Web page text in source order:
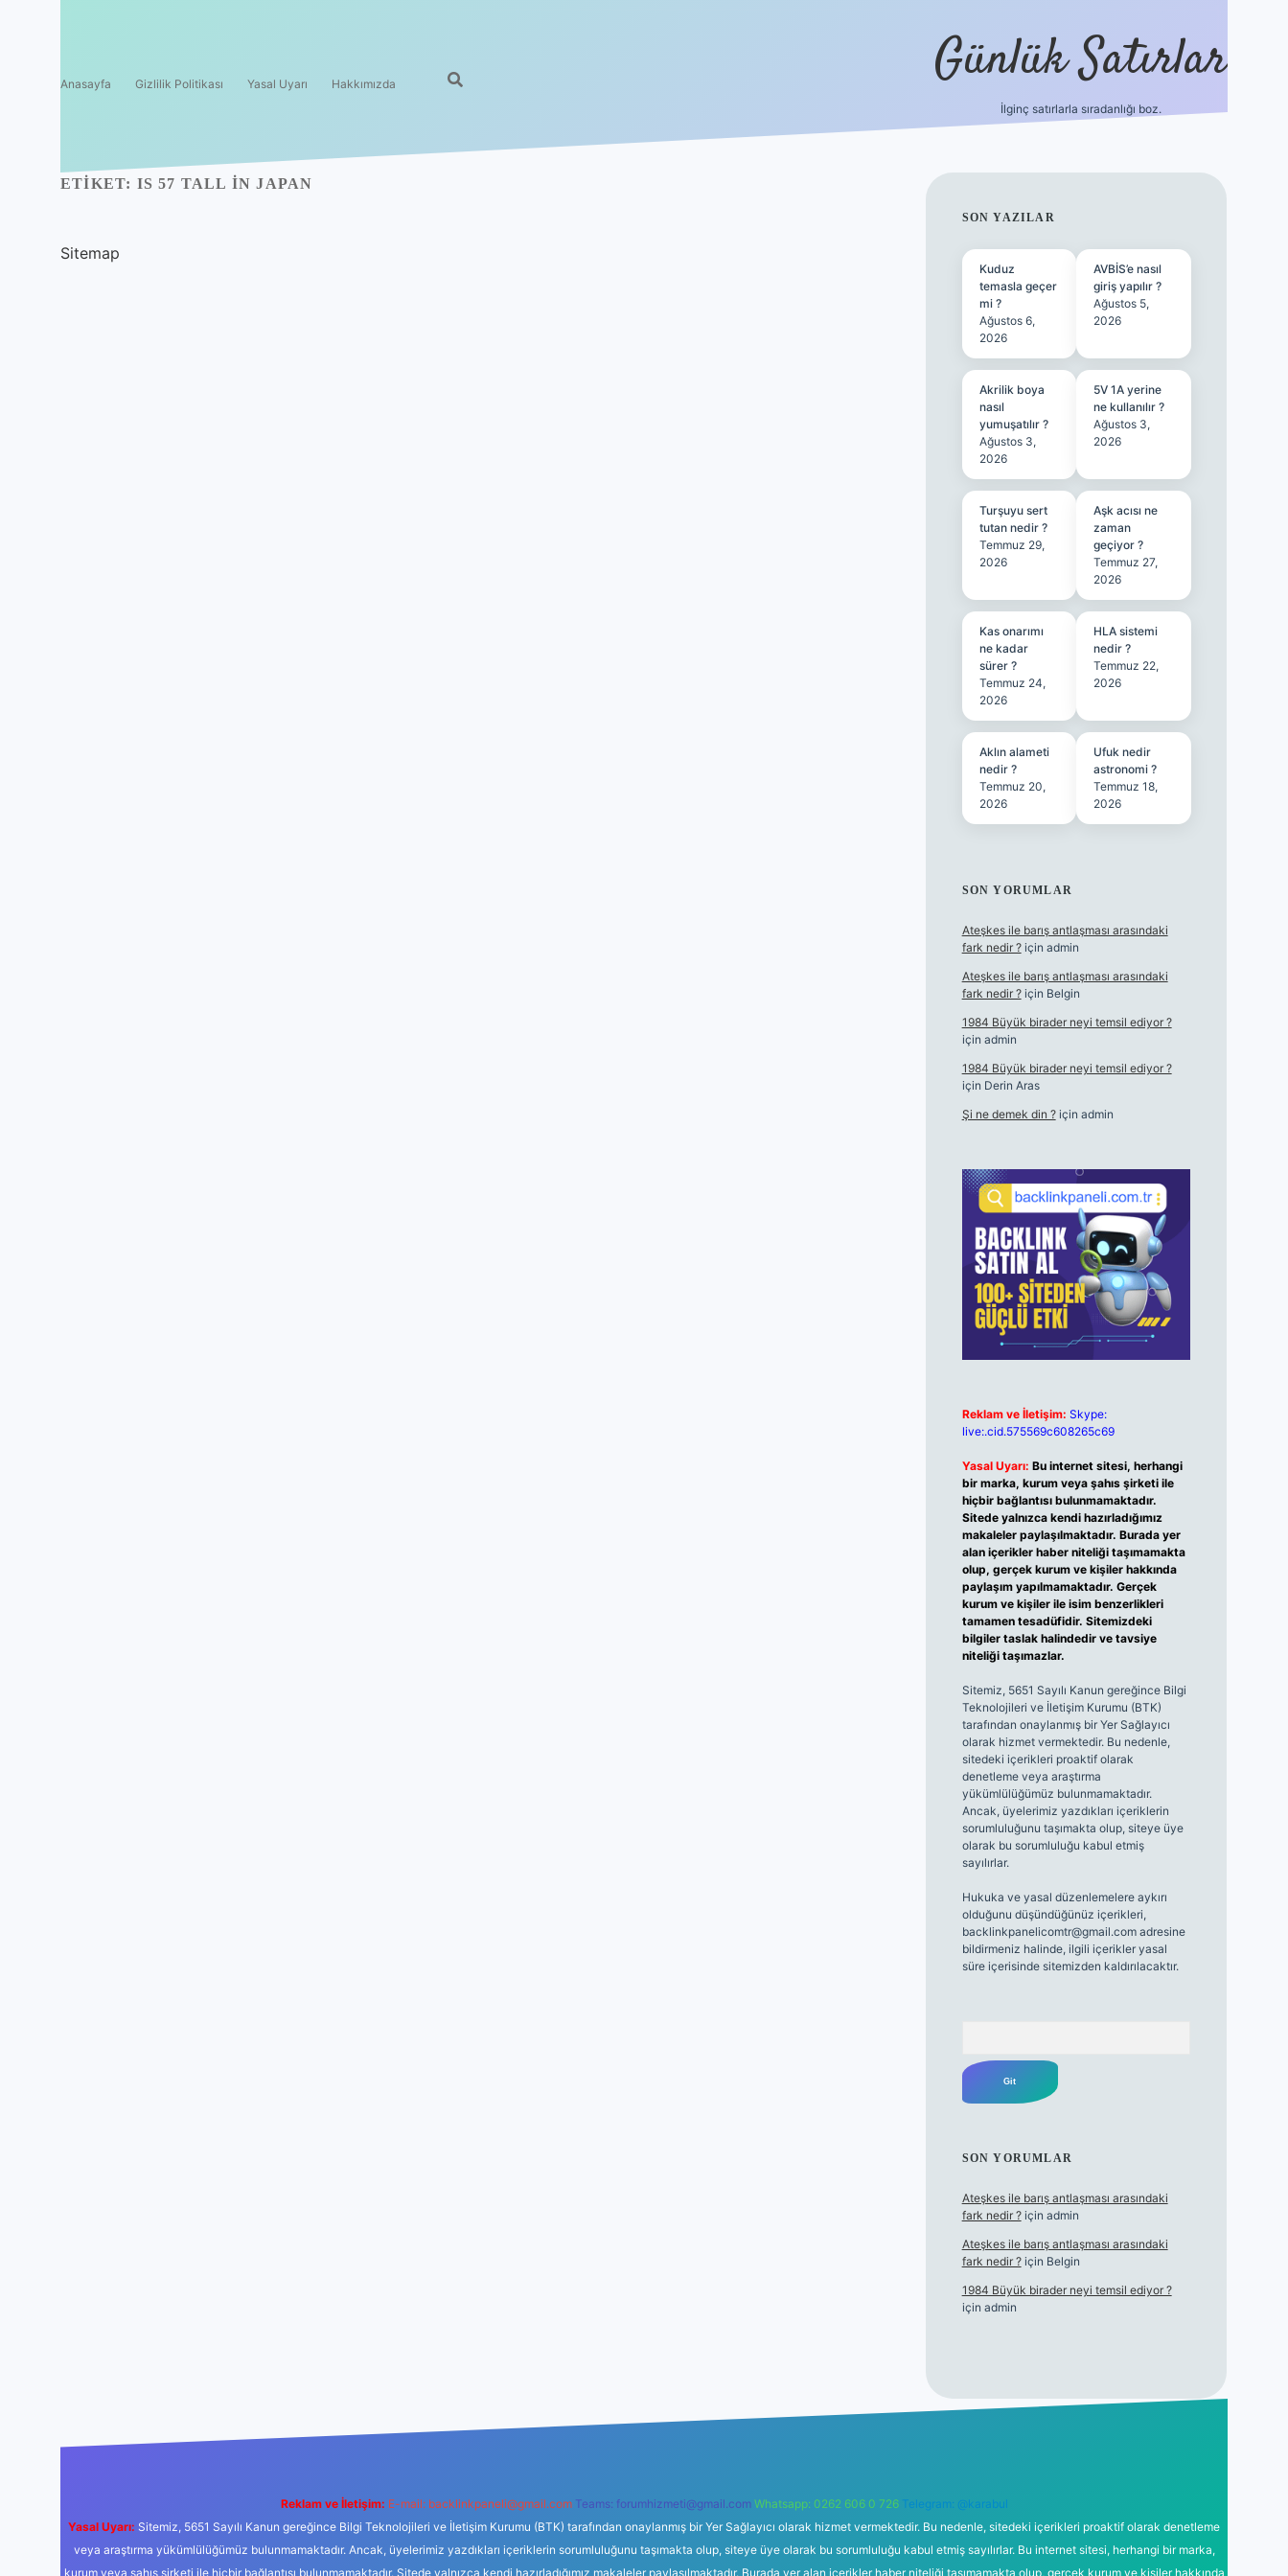
Anasayfa Gizlilik Politikası Yasal Uyarı Hakkımızda Günlük Satırlar
İlginç satırlarla sıradanlığı boz.
ETIKET: IS 57 TALL IN JAPAN
Sitemap
SIDEBAR
SON YAZILAR
Kuduz
temasla geçer
mi ?
Ağustos 6,
2026
AVBİS’e nasıl
giriş yapılır ?
Ağustos 5,
2026
Akrilik boya
nasıl
yumuşatılır ?
Ağustos 3,
2026
5V 1A yerine
ne kullanılır ?
Ağustos 3,
2026
Turşuyu sert
tutan nedir ?
Temmuz 29,
2026
Aşk acısı ne
zaman
geçiyor ?
Temmuz 27,
2026
Kas onarımı
ne kadar
sürer ?
Temmuz 24,
2026
HLA sistemi
nedir ?
Temmuz 22,
2026
Aklın alameti
nedir ?
Temmuz 20,
2026
Ufuk nedir
astronomi ?
Temmuz 18,
2026
SON YORUMLAR
Ateşkes ile barış antlaşması arasındaki
fark nedir ?için admin
Ateşkes ile barış antlaşması arasındaki
fark nedir ?için Belgin
1984 Büyük birader neyi temsil ediyor ?
için admin
1984 Büyük birader neyi temsil ediyor ?
için Derin Aras
Şi ne demek din ?için admin
Reklam ve İletişim: Skype:
live:.cid.575569c608265c69
Yasal Uyarı: Bu internet sitesi, herhangi
bir marka, kurum veya şahıs şirketi ile
hiçbir bağlantısı bulunmamaktadır.
Sitede yalnızca kendi hazırladığımız
makaleler paylaşılmaktadır. Burada yer
alan içerikler haber niteliği taşımamakta
olup, gerçek kurum ve kişiler hakkında
paylaşım yapılmamaktadır. Gerçek
kurum ve kişiler ile isim benzerlikleri
tamamen tesadüfidir. Sitemizdeki
bilgiler taslak halindedir ve tavsiye
niteliği taşımazlar.
Sitemiz, 5651 Sayılı Kanun gereğince Bilgi
Teknolojileri ve İletişim Kurumu (BTK)
tarafından onaylanmış bir Yer Sağlayıcı
olarak hizmet vermektedir. Bu nedenle,
sitedeki içerikleri proaktif olarak
denetleme veya araştırma
yükümlülüğümüz bulunmamaktadır.
Ancak, üyelerimiz yazdıkları içeriklerin
sorumluluğunu taşımakta olup, siteye üye
olarak bu sorumluluğu kabul etmiş
sayılırlar.
Hukuka ve yasal düzenlemelere aykırı
olduğunu düşündüğünüz içerikleri,
backlinkpanelicomtr@gmail.comadresine
bildirmeniz halinde, ilgili içerikler yasal
süre içerisinde sitemizden kaldırılacaktır.
SON YORUMLAR
Ateşkes ile barış antlaşması arasındaki
fark nedir ?için admin
Ateşkes ile barış antlaşması arasındaki
fark nedir ?için Belgin
1984 Büyük birader neyi temsil ediyor ?
için admin
ilbet giriş
Reklam ve İletişim: E-mail: backlinkpaneli@gmail.com Teams: forumhizmeti@gmail.com Whatsapp: 0262 606 0 726 Telegram: @karabul
Yasal Uyarı: Sitemiz, 5651 Sayılı Kanun gereğince Bilgi Teknolojileri ve İletişim Kurumu (BTK) tarafından onaylanmış bir Yer Sağlayıcı olarak hizmet vermektedir. Bu nedenle, sitedeki içerikleri proaktif olarak denetleme
veya araştırma yükümlülüğümüz bulunmamaktadır. Ancak, üyelerimiz yazdıkları içeriklerin sorumluluğunu taşımakta olup, siteye üye olarak bu sorumluluğu kabul etmiş sayılırlar. Bu internet sitesi, herhangi bir marka,
kurum veya şahıs şirketi ile hiçbir bağlantısı bulunmamaktadır. Sitede yalnızca kendi hazırladığımız makaleler paylaşılmaktadır. Burada yer alan içerikler haber niteliği taşımamakta olup, gerçek kurum ve kişiler hakkında